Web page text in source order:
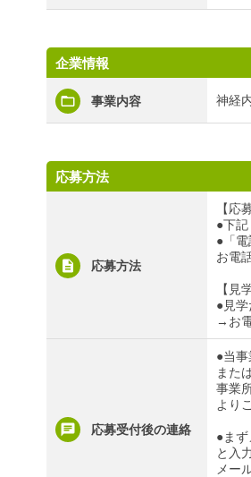
企業情報
事業内容 神経
応募方法
応募方法
【応
●下
●「
お電
【見
●見
→お
応募受付後の連絡
●当
また
事業
より
●ま
と入
メー